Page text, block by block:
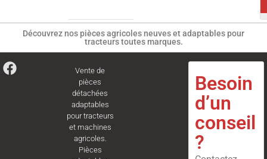
Découvrez nos pièces agricoles neuves et adaptables pour
tracteurs toutes marques.
Vente de
pièces
détachées
adaptables
pour tracteurs
et machines
agricoles.
Pièces
Besoin
d’un
conseil
?